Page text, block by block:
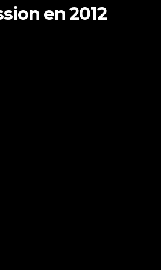
en 2012